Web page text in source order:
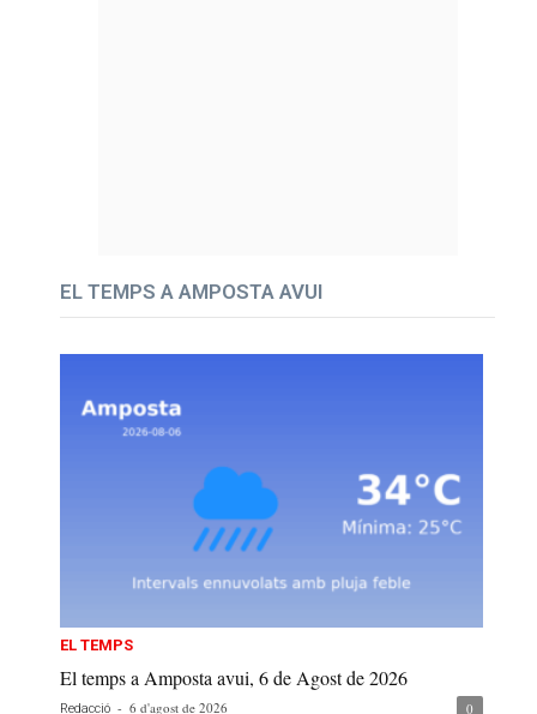
EL TEMPS A AMPOSTA AVUI
EL TEMPS
El temps a Amposta avui, 6 de Agost de 2026
Redacció - 6 d'agost de 2026 0